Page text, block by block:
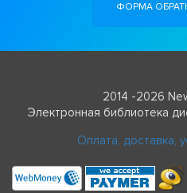
ФОРМА
2014 -2026
Электронная библиотека
Оплата, доставка,